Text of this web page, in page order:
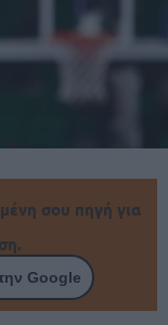
σου πηγή για
Google